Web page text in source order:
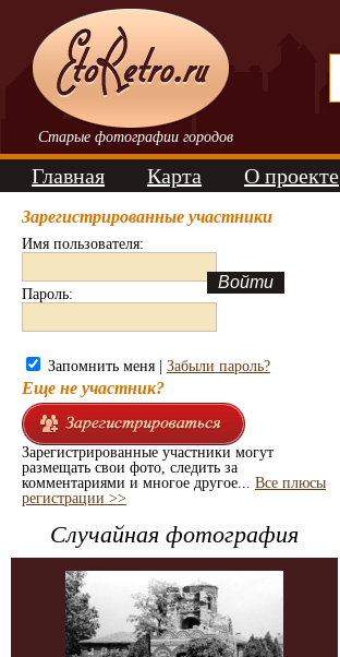
Старые фотографии городов
Главная Карта О проекте
Зарегистрированные участники
Имя пользователя:
Пароль:
Запомнить меня | Забыли пароль?
Еще не участник?
Зарегистрированные участники могут
размещать свои фото, следить за
комментариями и многое другое... Все плюсы
регистрации >>
Случайная фотография